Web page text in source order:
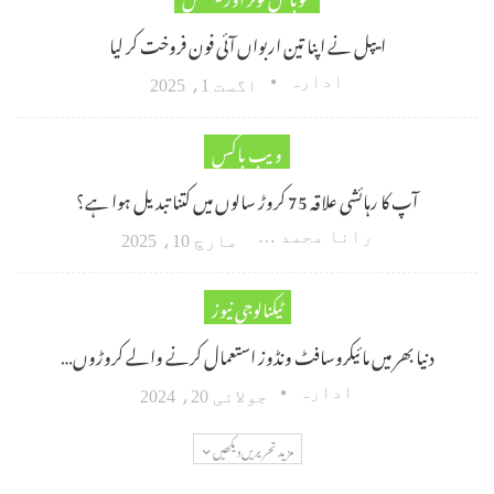
ایپل نے اپنا تین اربواں آئی فون فروخت کر لیا
ادارہ اگست 1، 2025
ویب باکس
آپ کا رہائشی علاقہ 75 کروڑ سالوں میں کتنا تبدیل ہوا ہے؟
رانا محمد امین اکبر مارچ 10، 2025
ٹیکنالوجی نیوز
دنیا بھر میں مائیکروسافٹ ونڈوز استعمال کرنے والے کروڑوں…
ادارہ جولائی 20، 2024
مزید تحریریں دیکھیں